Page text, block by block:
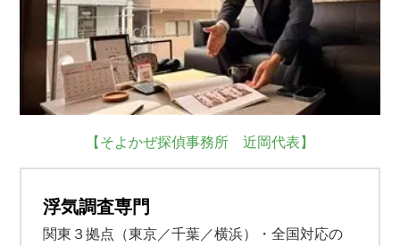
【そよかぜ探偵事務所 近岡代表】
浮気調査専門
関東３拠点（東京／千葉／横浜）・全国対応の